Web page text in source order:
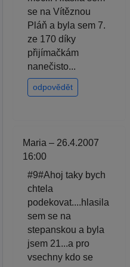
se na Vítěznou
Pláň a byla sem 7.
ze 170 díky
přijímačkám
nanečisto...
odpovědět
Maria – 26.4.2007
16:00
#9#Ahoj taky bych
chtela
podekovat....hlasila
sem se na
stepanskou a byla
jsem 21...a pro
vsechny kdo se